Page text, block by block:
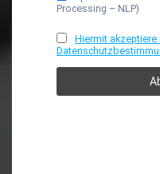
Processing – NLP)
Hiermit akzeptiere